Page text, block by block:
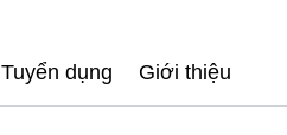
Tuyển dụng Giới thiệu